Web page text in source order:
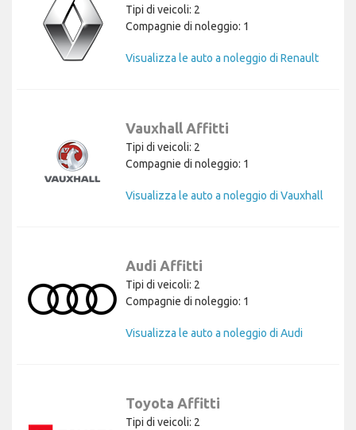
Tipi di veicoli: 2
Compagnie di noleggio: 1
Visualizza le auto a noleggio di Renault
Vauxhall Affitti
Tipi di veicoli: 2
Compagnie di noleggio: 1
Visualizza le auto a noleggio di Vauxhall
Audi Affitti
Tipi di veicoli: 2
Compagnie di noleggio: 1
Visualizza le auto a noleggio di Audi
Toyota Affitti
Tipi di veicoli: 2